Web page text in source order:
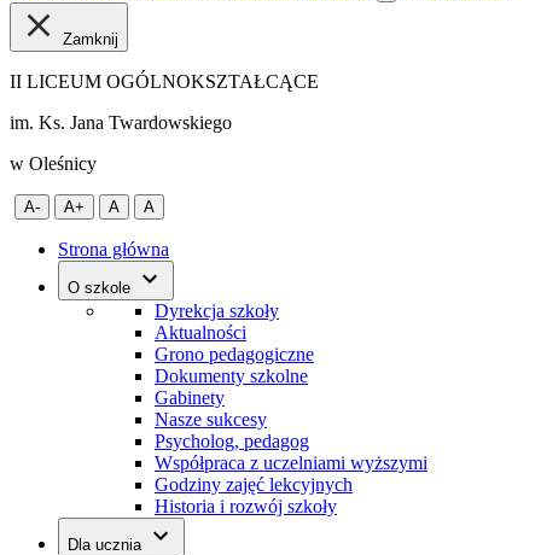
Zamknij
II LICEUM OGÓLNOKSZTAŁCĄCE
im. Ks. Jana Twardowskiego
w Oleśnicy
A- A+ A A
Strona główna
O szkole
Dyrekcja szkoły
Aktualności
Grono pedagogiczne
Dokumenty szkolne
Gabinety
Nasze sukcesy
Psycholog, pedagog
Współpraca z uczelniami wyższymi
Godziny zajęć lekcyjnych
Historia i rozwój szkoły
Dla ucznia